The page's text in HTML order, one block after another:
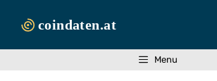
Inhalt
Menu